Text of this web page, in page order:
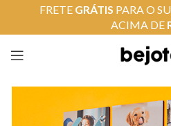
FRETE GRÁTIS PARA O
ACIMA DE